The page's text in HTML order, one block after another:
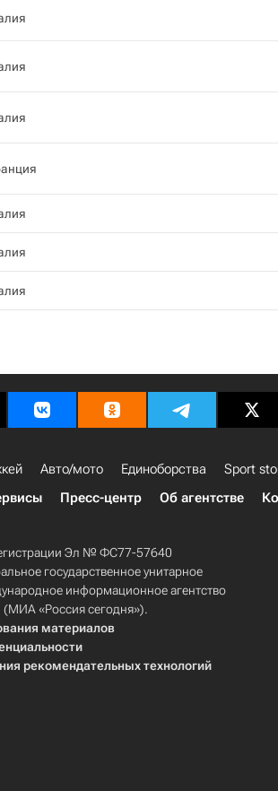
Авто/мото Единоборства Sport
Пресс-центр Об агентстве
Эл № ФС77-57640
государственное унитарное
информационное агентство
(МИА «Россия сегодня»).
материалов
рекомендательных технологий